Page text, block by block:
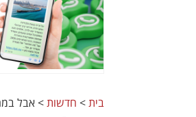
בית> חדשות>אבל